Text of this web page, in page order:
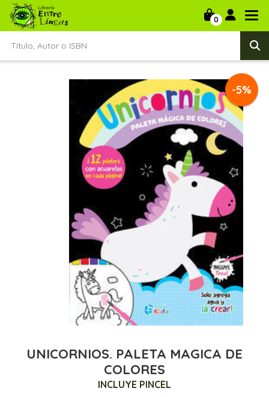
0
-5%
UNICORNIOS. PALETA MAGICA DE
COLORES
INCLUYE PINCEL